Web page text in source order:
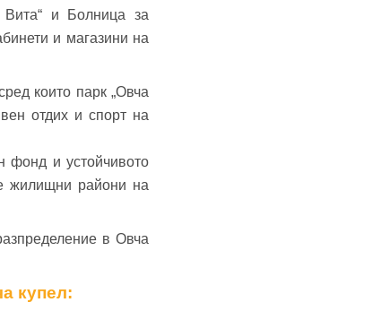
Вита“ и Болница за
и магазини на
които парк „Овча
отдих и спорт на
фонд и устойчивото
жилищни райони на
в Овча
купел: